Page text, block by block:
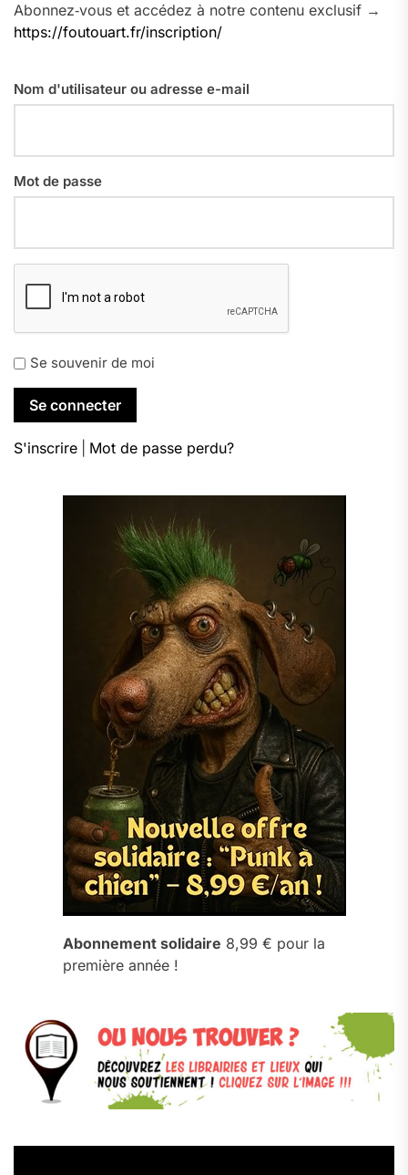
Abonnez‑vous et accédez à notre contenu exclusif →
https://foutouart.fr/inscription/
Nom d'utilisateur ou adresse e-mail
Mot de passe
Se souvenir de moi
S'inscrire Mot de passe perdu?
Abonnement solidaire 8,99 € pour la
première année !